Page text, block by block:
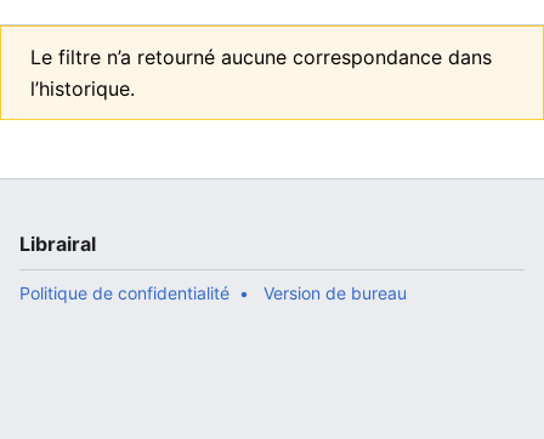
Le filtre n’a retourné aucune correspondance dans
l’historique.
Librairal
Politique de confidentialité Version de bureau